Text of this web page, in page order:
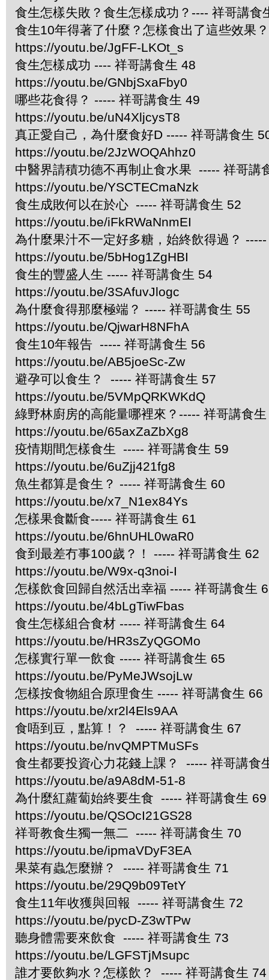
食生怎樣失敗？食生怎樣成功？---- 祥哥講食
食生10年得著了什麼？怎樣食出了這些效果
https://youtu.be/JgFF-LKOt_s
食生怎樣成功 ---- 祥哥講食生 48
https://youtu.be/GNbjSxaFby0
哪些花食得？ ----- 祥哥講食生 49
https://youtu.be/uN4XljcysT8
真正愛自己，為什麼食好D ----- 祥哥講食生
https://youtu.be/2JzWOQAhhz0
中醫界請積功德不再制止食水果 ----- 祥哥講
https://youtu.be/YSCTECmaNzk
食生成敗何以在於心 ----- 祥哥講食生 52
https://youtu.be/iFkRWaNnmEI
為什麼果汁不一定好多糖，始終飲得過？
https://youtu.be/5bHog1ZgHBI
食生的豐盛人生 ----- 祥哥講食生 54
https://youtu.be/3SAfuvJlogc
為什麼食得那麼極端？ ----- 祥哥講食生 55
https://youtu.be/QjwarH8NFhA
食生10年報告 ----- 祥哥講食生 56
https://youtu.be/AB5joeSc-Zw
避孕可以食生？ ----- 祥哥講食生 57
https://youtu.be/5VMpQRKWKdQ
綠野林廚房的高能量哪裡來？----- 祥哥講食
https://youtu.be/65axZaZbXg8
疫情期間怎樣食生 ----- 祥哥講食生 59
https://youtu.be/6uZjj421fg8
魚生都算是食生？ ----- 祥哥講食生 60
https://youtu.be/x7_N1ex84Ys
怎樣果食斷食----- 祥哥講食生 61
https://youtu.be/6hnUHL0waR0
食到最差冇事100歲？！ ----- 祥哥講食生 62
https://youtu.be/W9x-q3noi-I
怎樣飲食回歸自然活出幸福 ----- 祥哥講食生
https://youtu.be/4bLgTiwFbas
食生怎樣組合食材 ----- 祥哥講食生 64
https://youtu.be/HR3sZyQGOMo
怎樣實行單一飲食 ----- 祥哥講食生 65
https://youtu.be/PyMeJWsojLw
怎樣按食物組合原理食生 ----- 祥哥講食生 66
https://youtu.be/xr2l4Els9AA
食唔到豆，點算！？ ----- 祥哥講食生 67
https://youtu.be/nvQMPTMuSFs
食生都要投資心力花錢上課？ ----- 祥哥講食
https://youtu.be/a9A8dM-51-8
為什麼紅蘿蔔始終要生食 ----- 祥哥講食生 69
https://youtu.be/QSOcI21GS28
祥哥教食生獨一無二 ----- 祥哥講食生 70
https://youtu.be/ipmaVDyF3EA
果菜有蟲怎麼辦？ ----- 祥哥講食生 71
https://youtu.be/29Q9b09TetY
食生11年收獲與回報 ----- 祥哥講食生 72
https://youtu.be/pycD-Z3wTPw
聽身體需要來飲食 ----- 祥哥講食生 73
https://youtu.be/LGFSTjMsupc
誰才要飲夠水？怎樣飲？ ----- 祥哥講食生 74